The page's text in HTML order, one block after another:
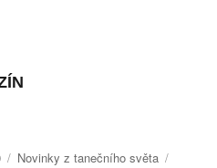
Rubriky:
Novinky z tanečního světa